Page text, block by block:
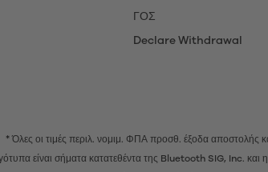
ΓΟΣ
Declare Withdrawal
* Όλες οι τιμές περιλ. νομιμ. ΦΠΑ προσθ. έξοδα αποστολής
είναι σήματα κατατεθέντα της Bluetooth SIG, Inc.